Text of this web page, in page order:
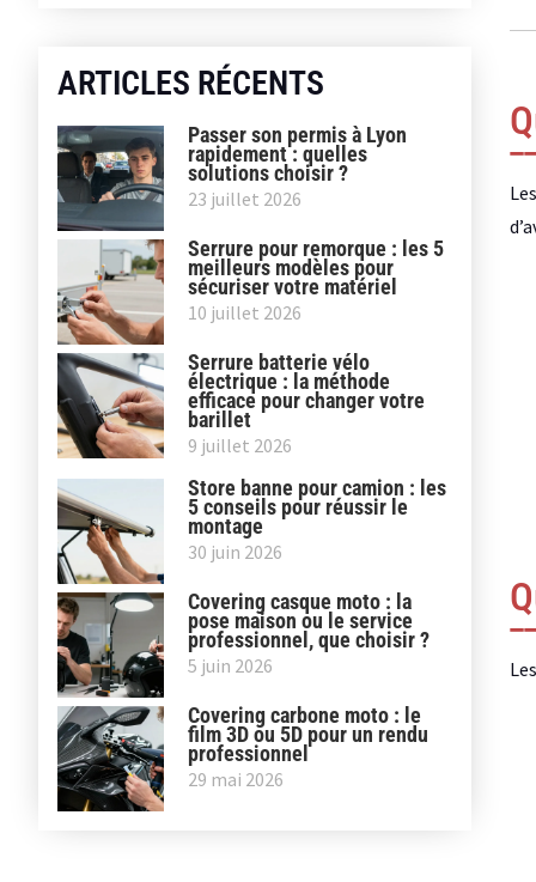
ARTICLES RÉCENTS
Passer son permis à Lyon
rapidement : quelles
solutions choisir ?
23 juillet 2026
Serrure pour remorque : les 5
meilleurs modèles pour
sécuriser votre matériel
10 juillet 2026
Serrure batterie vélo
électrique : la méthode
efficace pour changer votre
barillet
9 juillet 2026
Store banne pour camion : les
5 conseils pour réussir le
montage
30 juin 2026
Covering casque moto : la
pose maison ou le service
professionnel, que choisir ?
5 juin 2026
Covering carbone moto : le
film 3D ou 5D pour un rendu
professionnel
29 mai 2026